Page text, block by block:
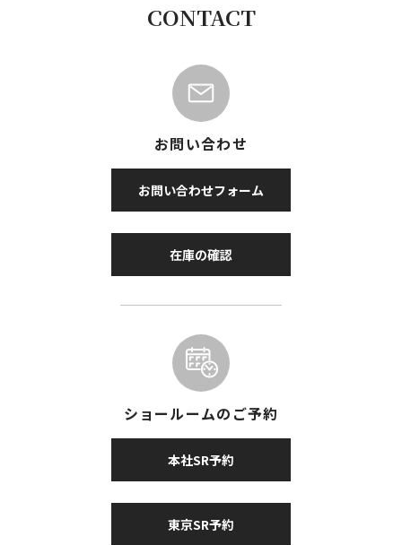
CONTACT
お問い合わせ
お問い合わせフォーム
在庫の確認
ショールームのご予約
本社SR予約
東京SR予約